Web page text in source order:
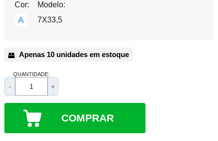
Cor:
Modelo:
7X33,5
Apenas 10 unidades em estoque
QUANTIDADE:
- +
COMPRAR